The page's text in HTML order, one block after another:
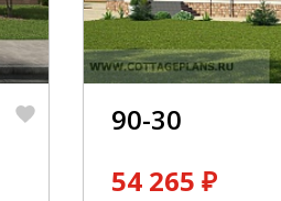
90-30
54 265 ₽